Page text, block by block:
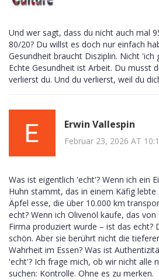
Und wer sagt, dass du nicht auch mal
80/20? Du willst es doch nur einfach
Gesundheit braucht Disziplin. Nicht 'ich
Echte Gesundheit ist Arbeit. Du musst
verlierst du. Und du verlierst, weil du
Erwin Vallespin
Februar 23, 2026 AT
Was ist eigentlich 'echt'? Wenn ich ein
Huhn stammt, das in einem Käfig lebte
Äpfel esse, die über 10.000 km
echt? Wenn ich Olivenöl kaufe, das
Firma produziert wurde – ist das echt?
schön. Aber sie berührt nicht die
Wahrheit im Essen? Was ist
'echt'? Ich frage mich, ob wir nicht alle
suchen: Kontrolle. Ohne es zu merken.